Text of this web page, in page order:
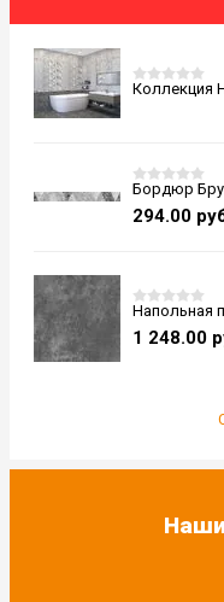
Коллекция
Бордюр
294.00
Напольная
1 248.00